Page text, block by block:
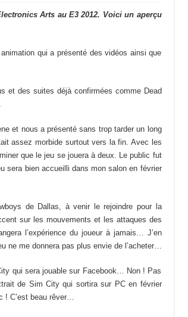
Arts au E3 2012. Voici un aperçu
qui a présenté des vidéos ainsi que
et des suites déjà confirmées comme Dead
et nous a présenté sans trop tarder un long
assez morbide surtout vers la fin. Avec les
que le jeu se jouera à deux. Le public fut
sera bien accueilli dans mon salon en février
de Dallas, à venir le rejoindre pour la
sur les mouvements et les attaques des
l’expérience du joueur à jamais… J’en
ne me donnera pas plus envie de l’acheter…
qui sera jouable sur Facebook… Non ! Pas
de Sim City qui sortira sur PC en février
! C’est beau rêver…